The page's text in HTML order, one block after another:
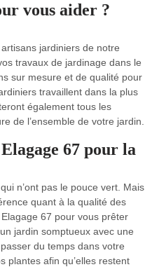
vous aider ?
jardiniers de notre
travaux de jardinage dans le
sur mesure et de qualité pour
travaillent dans la plus
également tous les
de l’ensemble de votre jardin.
67 pour la
n’ont pas le pouce vert. Mais
quant à la qualité des
67 pour vous prêter
jardin somptueux avec une
du temps dans votre
plantes afin qu’elles restent